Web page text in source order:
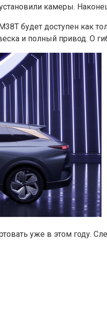
камеры.
будет доступен как
и полный привод. О
уже в этом году.